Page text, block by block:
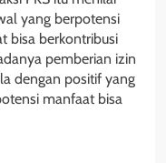
yang berpotensi
bisa berkontribusi
pemberian izin
dengan positif yang
manfaat bisa